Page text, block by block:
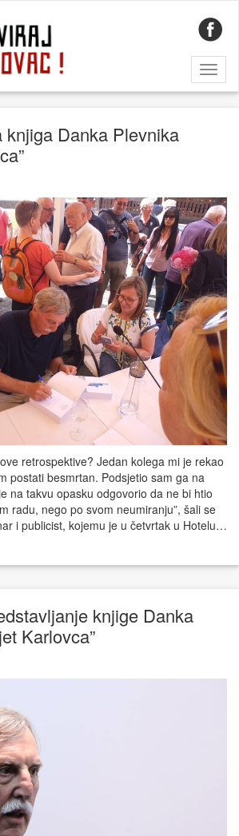
knjiga Danka Plevnika
retrospektive? Jedan kolega mi je rekao
postati besmrtan. Podsjetio sam ga na
na takvu opasku odgovorio da ne bi htio
radu, nego po svom neumiranju”, šali se
i publicist, kojemu je u četvrtak u Hotelu…
knjige Danka
Karlovca”